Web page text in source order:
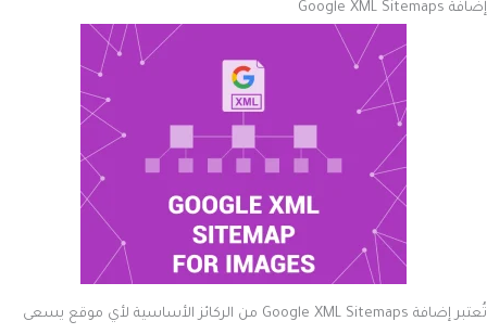
إضافة Google XML Sitemaps
تُعتبر إضافة Google XML Sitemaps من الركائز الأساسية لأي موقع يسعى